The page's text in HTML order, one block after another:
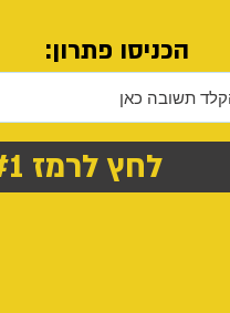
הכניסו פתרון:
לחץ לרמז #1